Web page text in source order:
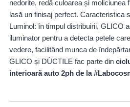
nedorite, redă culoarea și moliciunea
lasă un finisaj perfect. Caracteristica
Luminol: în timpul distribuirii, GLICO
iluminator pentru a detecta petele
vedere, facilitând munca de
GLICO și DÙCTILE fac parte din
interioară auto 2ph de la